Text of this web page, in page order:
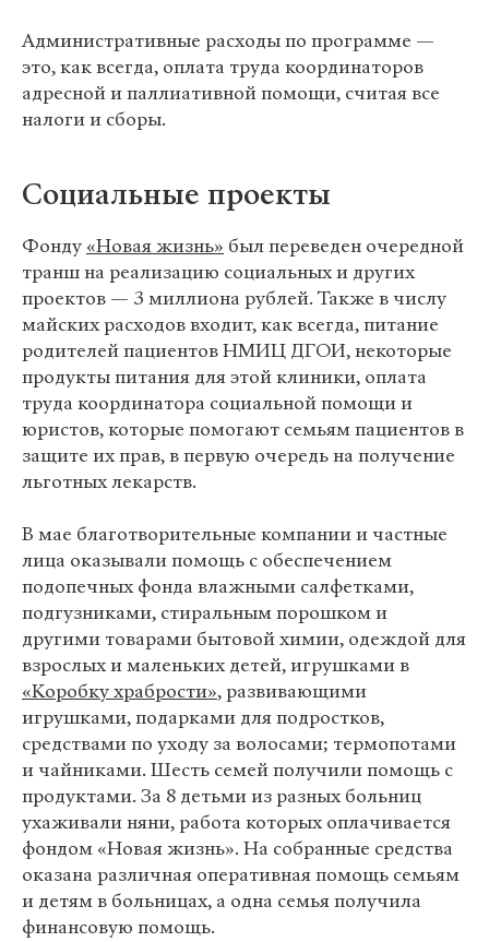
Административные расходы по программе —
это, как всегда, оплата труда координаторов
адресной и паллиативной помощи, считая все
налоги и сборы.
Социальные проекты
Фонду «Новая жизнь» был переведен очередной
транш на реализацию социальных и других
проектов — 3 миллиона рублей. Также в числу
майских расходов входит, как всегда, питание
родителей пациентов НМИЦ ДГОИ, некоторые
продукты питания для этой клиники, оплата
труда координатора социальной помощи и
юристов, которые помогают семьям пациентов в
защите их прав, в первую очередь на получение
льготных лекарств.
В мае благотворительные компании и частные
лица оказывали помощь с обеспечением
подопечных фонда влажными салфетками,
подгузниками, стиральным порошком и
другими товарами бытовой химии, одеждой для
взрослых и маленьких детей, игрушками в
«Коробку храбрости», развивающими
игрушками, подарками для подростков,
средствами по уходу за волосами; термопотами
и чайниками. Шесть семей получили помощь с
продуктами. За 8 детьми из разных больниц
ухаживали няни, работа которых оплачивается
фондом «Новая жизнь». На собранные средства
оказана различная оперативная помощь семьям
и детям в больницах, а одна семья получила
финансовую помощь.